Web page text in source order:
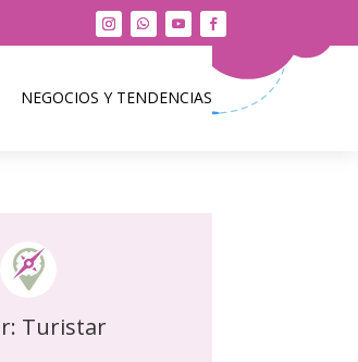
NEGOCIOS Y TENDENCIAS
Turistar